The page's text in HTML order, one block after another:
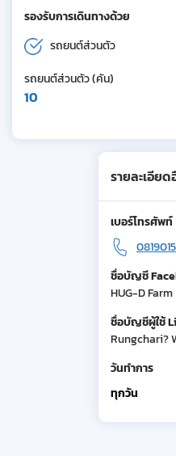
รองรับการเดินทางด้วย
รถยนต์ส่วนตัว
รถยนต์ส่วนตัว (คัน)
10
รายละเอีย
เบอร์โทรศัพท์
ชื่อบัญชี
HUG-D Farm
ชื่อบัญชีผู้ใช้
Rungchari?
วันทำการ
ทุกวัน